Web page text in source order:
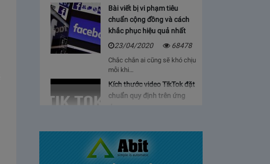
Bài viết bị vi phạm tiêu
chuẩn cộng đồng và cách
khắc phục hiệu quả nhất
23/04/2020
68478
Chắc chắn ai cũng sẽ khó chịu
mỗi khi…
Kích thước video TikTok đặt
chuẩn quy định trên ứng
Bạn sẽ cảm thấy mệt mỏi, vì cứ
phải…
Bảng giá lượt view Youtube